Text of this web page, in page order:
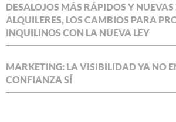
DESALOJOS MÁS RÁPIDOS Y NUEVAS
ALQUILERES, LOS CAMBIOS PARA
INQUILINOS CON LA NUEVA LEY
MARKETING: LA VISIBILIDAD YA NO
CONFIANZA SÍ